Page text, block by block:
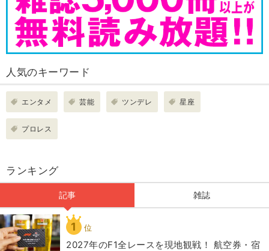
人気のキーワード
エンタメ 芸能 ツンデレ 星座
プロレス
ランキング
記事 雑誌
1 位
2027年のF1全レースを現地観戦！ 航空券・宿